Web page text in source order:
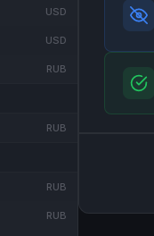
USD
USD
RUB
RUB
RUB
RUB